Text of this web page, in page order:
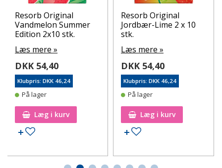
Resorb Original
Vandmelon Summer
Edition 2x10 stk.
Læs mere »
DKK 54,40
Klubpris: DKK 46,24
På lager
Læg i kurv
Tilføj til ønskeseddel
Resorb Original
Jordbær-Lime 2 x 10
stk.
Læs mere »
DKK 54,40
Klubpris: DKK 46,24
På lager
Læg i kurv
Tilføj til ønskeseddel